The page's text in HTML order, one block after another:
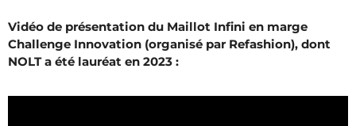
Vidéo de présentation du Maillot Infini en marge
Challenge Innovation (organisé par Refashion), dont
NOLT a été lauréat en 2023 :